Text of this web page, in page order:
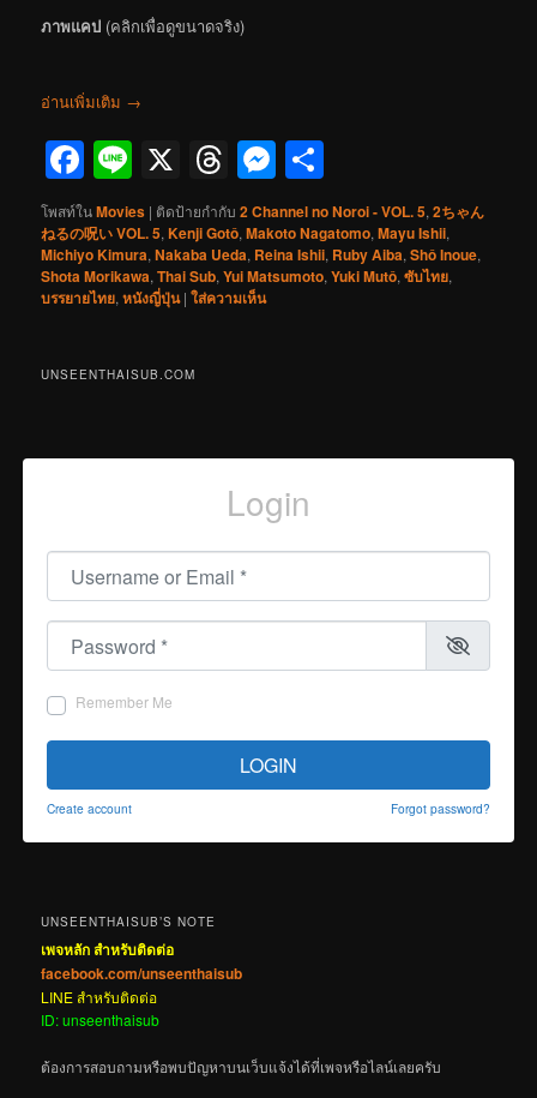
ภาพแคป (คลิกเพื่อดูขนาดจริง)
อ่านเพิ่มเติม →
Facebook
Line
X Threads
Messenger
โพสท์ในMovies | ติดป้ายกำกับ 2 Channel no Noroi - VOL. 5,2ちゃん
ねるの呪い VOL. 5,Kenji Gotô,Makoto Nagatomo,Mayu Ishii,
Michiyo Kimura,Nakaba Ueda, Reina Ishii, Ruby Aiba,Shô Inoue,
Shota Morikawa,Thai Sub,Yui Matsumoto,Yuki Mutô,ซับไทย,
บรรยายไทย,หนังญี่ปุ่น |ใส่ความเห็น
UNSEENTHAISUB.COM
Login
Username or Email
Password
Remember Me
LOGIN
Create account Forgot password?
UNSEENTHAISUB’S NOTE
เพจหลัก สำหรับติดต่อ
facebook.com/unseenthaisub
LINE สำหรับติดต่อ
ID: unseenthaisub
ต้องการสอบถามหรือพบปัญหาบนเว็บแจ้งได้ที่เพจหรือไลน์เลยครับ